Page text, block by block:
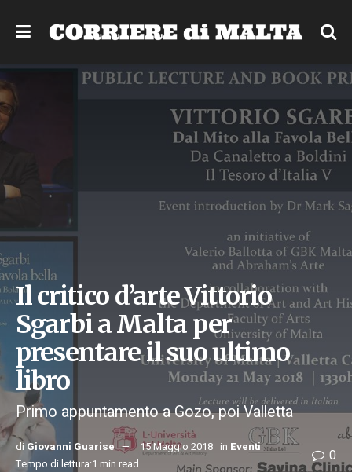
Il critico d’arte Vittorio
Sgarbi a Malta per
presentare il suo ultimo
libro
Primo appuntamento a Gozo, poi Valletta
di Giovanni Guarise 15 Maggio 2018 in Eventi
Tempo di lettura:1 min read
0